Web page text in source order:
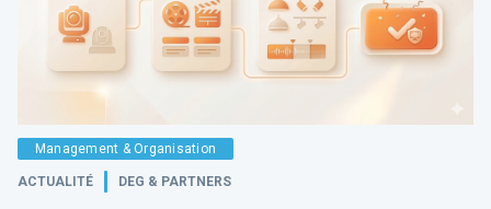
Management & Organisation
ACTUALITÉ DEG & PARTNERS